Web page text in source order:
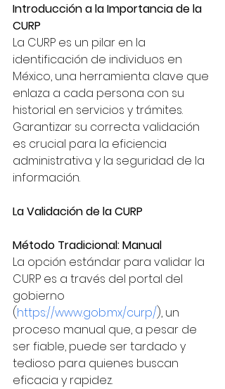
Introducción a la Importancia de la
CURP
La CURP es un pilar en la
identificación de individuos en
México, una herramienta clave que
enlaza a cada persona con su
historial en servicios y trámites.
Garantizar su correcta validación
es crucial para la eficiencia
administrativa y la seguridad de la
información.
La Validación de la CURP
Método Tradicional: Manual
La opción estándar para validar la
CURP es a través del portal del
gobierno
(https://www.gob.mx/curp/), un
proceso manual que, a pesar de
ser fiable, puede ser tardado y
tedioso para quienes buscan
eficacia y rapidez.